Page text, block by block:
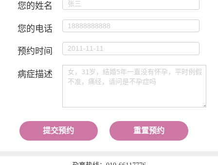
您的姓名
您的电话
预约时间
病症描述
提交预约 重置预约